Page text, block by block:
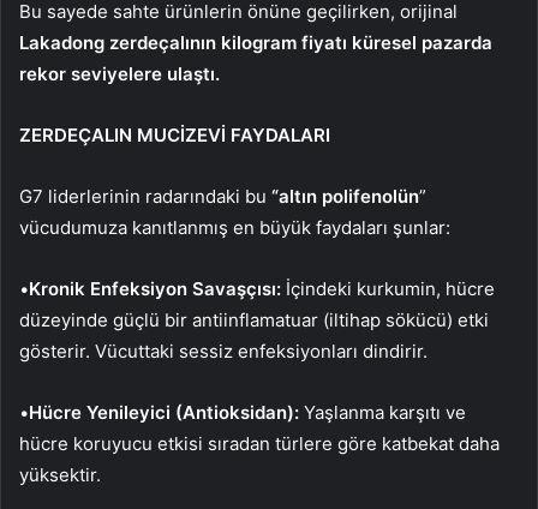
Bu sayede sahte ürünlerin önüne geçilirken, orijinal
Lakadong zerdeçalının kilogram fiyatı küresel pazarda
rekor seviyelere ulaştı.
ZERDEÇALIN MUCİZEVİ FAYDALARI
G7 liderlerinin radarındaki bu “altın polifenolün”
vücudumuza kanıtlanmış en büyük faydaları şunlar:
•Kronik Enfeksiyon Savaşçısı: İçindeki kurkumin, hücre
düzeyinde güçlü bir antiinflamatuar (iltihap sökücü) etki
gösterir. Vücuttaki sessiz enfeksiyonları dindirir.
•Hücre Yenileyici (Antioksidan): Yaşlanma karşıtı ve
hücre koruyucu etkisi sıradan türlere göre katbekat daha
yüksektir.